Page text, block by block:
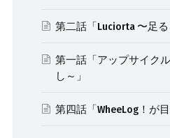
第二話「Luciorta 〜足る
第一話「アップサイク
し～」
第四話「WheeLog！が目